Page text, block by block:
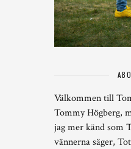
Välkommen till
Tommy Högberg,
jag mer känd som
vännerna säger,